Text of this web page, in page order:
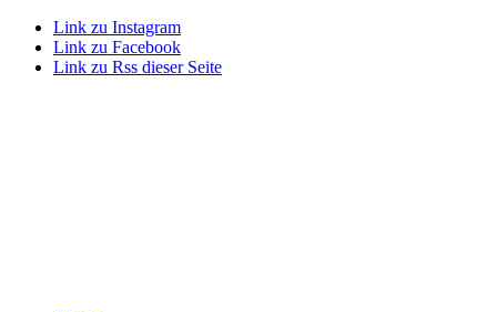
Link zu Instagram
Link zu Facebook
Link zu Rss dieser Seite